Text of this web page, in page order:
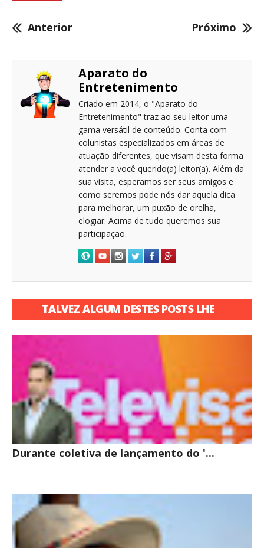
Anterior Próximo
Aparato do
Entretenimento
Criado em 2014, o "Aparato do
Entretenimento" traz ao seu leitor uma
gama versátil de conteúdo. Conta com
colunistas especializados em áreas de
atuação diferentes, que visam desta forma
atender a você querido(a) leitor(a). Além da
sua visita, esperamos ser seus amigos e
como seremos pode nós dar aquela dica
para melhorar, um puxão de orelha,
elogiar. Acima de tudo queremos sua
participação.
TALVEZ ALGUM DESTES POSTS LHE
Durante coletiva de lançamento do '...